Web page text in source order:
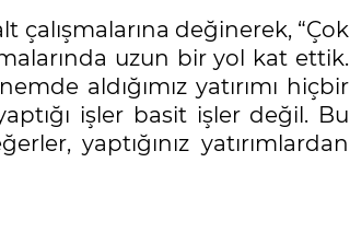
çalışmalarına değinerek, “Çok
uzun bir yol kat ettik.
aldığımız yatırımı hiçbir
işler basit işler değil. Bu
yaptığınız yatırımlardan